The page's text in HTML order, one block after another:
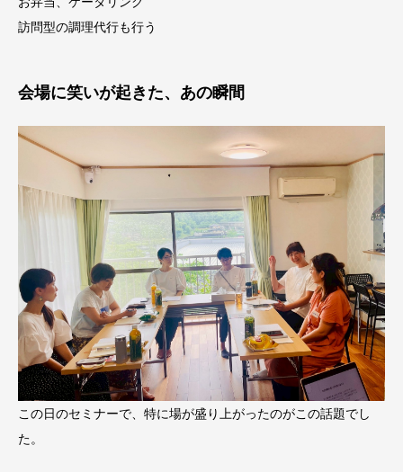
訪問型の調理代行も行う
会場に笑いが起きた、あの瞬間
この日のセミナーで、特に場が盛り上がったのがこの話題でし
た。